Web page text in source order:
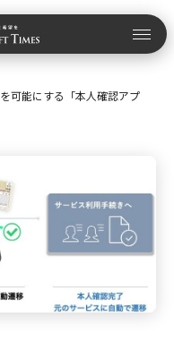
可能にする「本人確認アプ